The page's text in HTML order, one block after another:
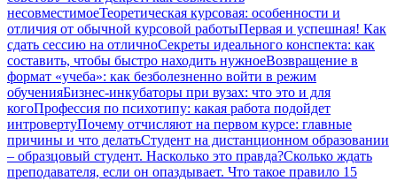
несовместимоеТеоретическая курсовая: особенности и
отличия от обычной курсовой работыПервая и успешная! Как
сдать сессию на отличноСекреты идеального конспекта: как
составить, чтобы быстро находить нужноеВозвращение в
формат «учеба»: как безболезненно войти в режим
обученияБизнес-инкубаторы при вузах: что это и для
когоПрофессия по психотипу: какая работа подойдет
интровертуПочему отчисляют на первом курсе: главные
причины и что делатьСтудент на дистанционном образовании
– образцовый студент. Насколько это правда?Сколько ждать
преподавателя, если он опаздывает. Что такое правило 15